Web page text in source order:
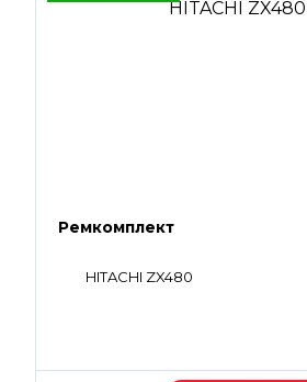
Ремкомплект
HITACHI ZX480